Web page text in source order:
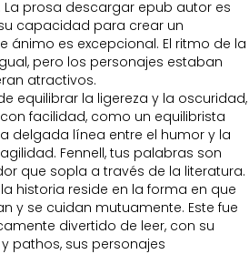
prosa descargar epub autor es
capacidad para crear un
ánimo es excepcional. El ritmo de la
pero los personajes estaban
atractivos.
equilibrar la ligereza y la oscuridad,
facilidad, como un equilibrista
delgada línea entre el humor y la
Fennell, tus palabras son
que sopla a través de la literatura.
historia reside en la forma en que
y se cuidan mutuamente. Este fue
divertido de leer, con su
pathos, sus personajes